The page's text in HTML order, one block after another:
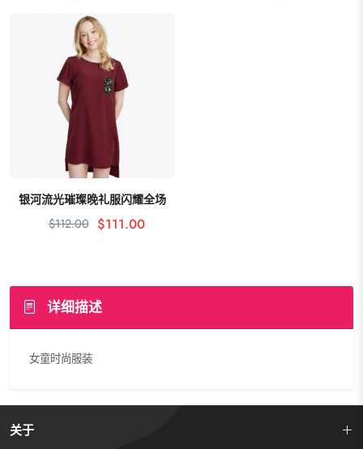
银河流光璀璨晚礼服闪耀全场
加入购物车
$112.00 $111.00
详细描述
女童时尚服装
关于